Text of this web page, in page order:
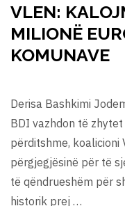
VLEN:
MILIONË
KOMUNAVE
Derisa Bashkimi
BDI vazhdon të
përditshme, koalicioni
përgjegjësinë për të
të qëndrueshëm për
historik prej …